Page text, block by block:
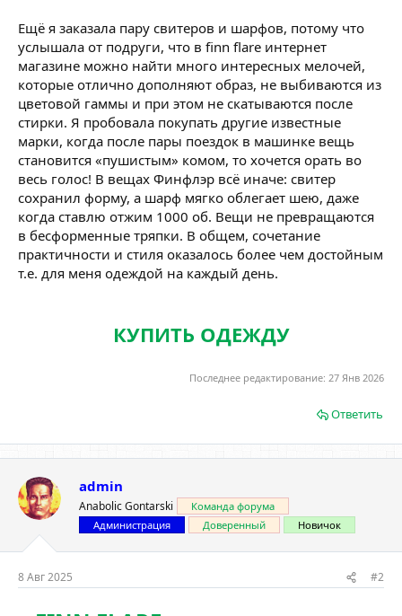
Ещё я заказала пару свитеров и шарфов, потому что
услышала от подруги, что в finn flare интернет
магазине можно найти много интересных мелочей,
которые отлично дополняют образ, не выбиваются из
цветовой гаммы и при этом не скатываются после
стирки. Я пробовала покупать другие известные
марки, когда после пары поездок в машинке вещь
становится «пушистым» комом, то хочется орать во
весь голос! В вещах Финфлэр всё иначе: свитер
сохранил форму, а шарф мягко облегает шею, даже
когда ставлю отжим 1000 об. Вещи не превращаются
в бесформенные тряпки. В общем, сочетание
практичности и стиля оказалось более чем достойным
т.е. для меня одеждой на каждый день.
КУПИТЬ ОДЕЖДУ
Последнее редактирование: 27 Янв 2026
Ответить
admin
Anabolic Gontarski
Команда форума
Администрация
Доверенный Новичок
8 Авг 2025 #2